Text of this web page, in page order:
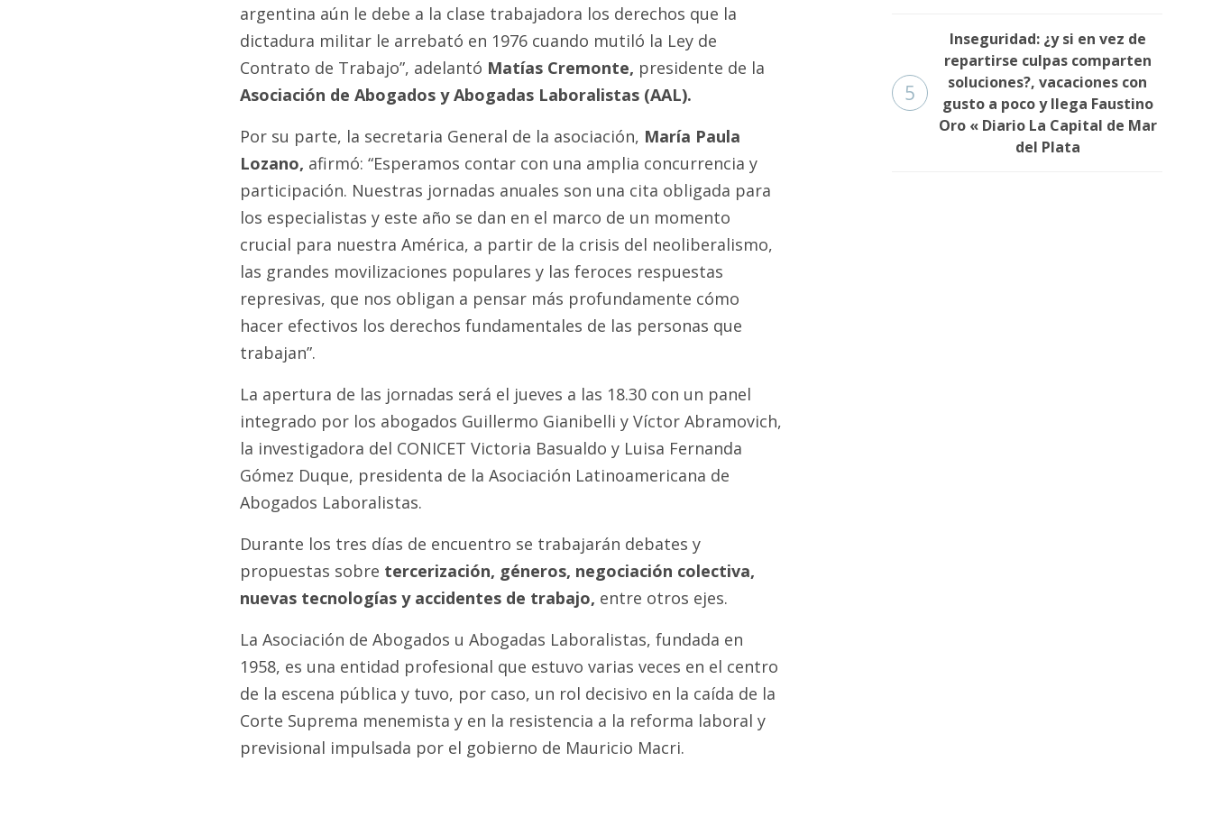
argentina aún le debe a la clase trabajadora los derechos que la
dictadura militar le arrebató en 1976 cuando mutiló la Ley de
Contrato de Trabajo”, adelantó Matías Cremonte, presidente de la
Asociación de Abogados y Abogadas Laboralistas (AAL).
Por su parte, la secretaria General de la asociación, María Paula
Lozano, afirmó: “Esperamos contar con una amplia concurrencia y
participación. Nuestras jornadas anuales son una cita obligada para
los especialistas y este año se dan en el marco de un momento
crucial para nuestra América, a partir de la crisis del neoliberalismo,
las grandes movilizaciones populares y las feroces respuestas
represivas, que nos obligan a pensar más profundamente cómo
hacer efectivos los derechos fundamentales de las personas que
trabajan”.
La apertura de las jornadas será el jueves a las 18.30 con un panel
integrado por los abogados Guillermo Gianibelli y Víctor Abramovich,
la investigadora del CONICET Victoria Basualdo y Luisa Fernanda
Gómez Duque, presidenta de la Asociación Latinoamericana de
Abogados Laboralistas.
Durante los tres días de encuentro se trabajarán debates y
propuestas sobre tercerización, géneros, negociación colectiva,
nuevas tecnologías y accidentes de trabajo, entre otros ejes.
La Asociación de Abogados u Abogadas Laboralistas, fundada en
1958, es una entidad profesional que estuvo varias veces en el centro
de la escena pública y tuvo, por caso, un rol decisivo en la caída de la
Corte Suprema menemista y en la resistencia a la reforma laboral y
previsional impulsada por el gobierno de Mauricio Macri.
5
Inseguridad: ¿y si en vez de
repartirse culpas comparten
soluciones?, vacaciones con
gusto a poco y llega Faustino
Oro « Diario La Capital de Mar
del Plata